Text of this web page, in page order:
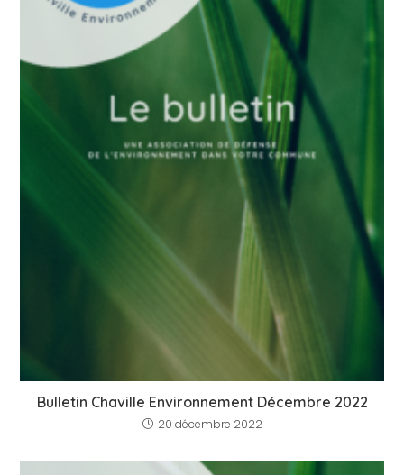
Bulletin Chaville Environnement Décembre 2022
20 décembre 2022